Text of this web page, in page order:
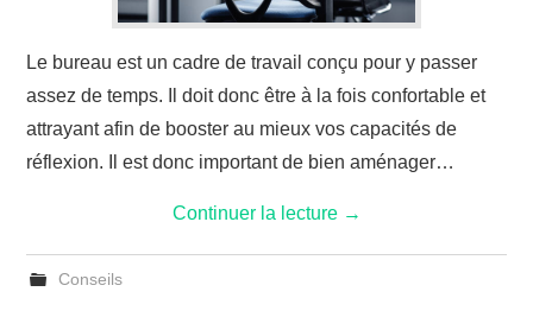
Le bureau est un cadre de travail conçu pour y passer
assez de temps. Il doit donc être à la fois confortable et
attrayant afin de booster au mieux vos capacités de
réflexion. Il est donc important de bien aménager…
Continuer la lecture →
Conseils